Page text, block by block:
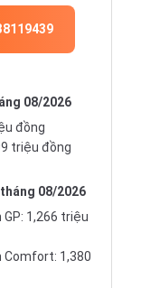
08/2026
đồng
triệu đồng
08/2026
1,266 triệu
Comfort: 1,380